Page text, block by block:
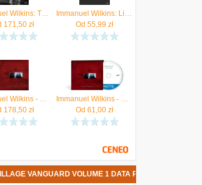
Immanuel Wilkins: The 7th Hand [Winyl]
171,50 zł
Immanuel Wilkins: Live At The Village Vanguard Vol. 1 (CD)
Od 55,99 zł
Immanuel Wilkins - Blues Blood (2xWinyl)
178,50 zł
Immanuel Wilkins - Blues Blood (CD)
Od 61,00zł
VOLUME 1 DATA PREMIERY